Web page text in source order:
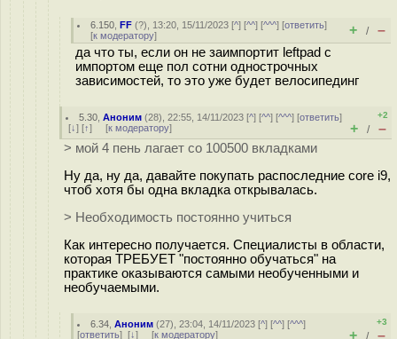
6.150 ,FF (?), 13:20, 15/11/2023 [^] [^^] [^^^] [ответить]
[к модератору] + / –
да что ты, если он не заимпортит leftpad с
импортом еще пол сотни однострочных
зависимостей, то это уже будет велосипединг
5.30 ,Аноним (28), 22:55, 14/11/2023 [^] [^^] [^^^] [ответить]
[↓] [↑] [к модератору]
+2
+ / –
> мой 4 пень лагает со 100500 вкладками
Ну да, ну да, давайте покупать распоследние core i9,
чтоб хотя бы одна вкладка открывалась.
> Необходимость постоянно учиться
Как интересно получается. Специалисты в области,
которая ТРЕБУЕТ "постоянно обучаться" на
практике оказываются самыми необученными и
необучаемыми.
6.34 ,Аноним (27), 23:04, 14/11/2023 [^] [^^] [^^^]
[ответить] [↓] [к модератору]
+3
+ / –